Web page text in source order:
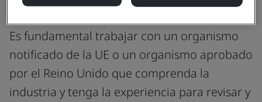
coloque en el mercado.
Es fundamental trabajar con un organismo
notificado de la UE o un organismo aprobado
por el Reino Unido que comprenda la
industria y tenga la experiencia para revisar y